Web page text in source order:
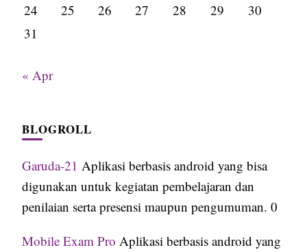
24
25 26 27 28 29
30
31
« Apr
BLOGROLL
Garuda-21 Aplikasi berbasis android yang bisa
digunakan untuk kegiatan pembelajaran dan
penilaian serta presensi maupun pengumuman. 0
Mobile Exam Pro Aplikasi berbasis android yang